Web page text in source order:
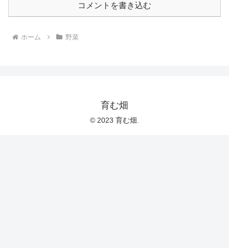
コメントを書き込む
ホーム 野菜
育む畑
© 2023 育む畑.